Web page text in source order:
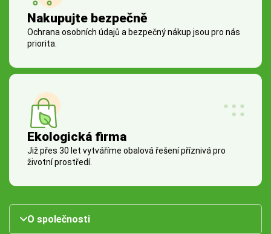
Nakupujte bezpečně
Ochrana osobních údajů a bezpečný nákup jsou pro nás
priorita.
Ekologická firma
Již přes 30 let vytváříme obalová řešení příznivá pro
životní prostředí.
O společnosti